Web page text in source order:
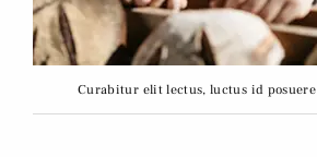
Curabitur elit lectus, luctus id posuere